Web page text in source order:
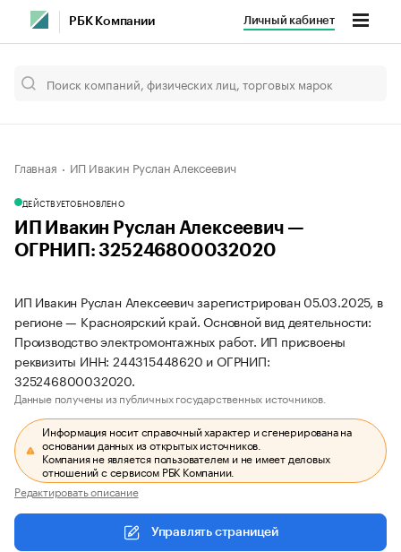
РБК Компании Личный кабинет
Главная ИП Ивакин Руслан Алексеевич
ДЕЙСТВУЕТОБНОВЛЕНО
ИП Ивакин Руслан Алексеевич —
ОГРНИП: 325246800032020
ИП Ивакин Руслан Алексеевич зарегистрирован 05.03.2025, в
регионе — Красноярский край. Основной вид деятельности:
Производство электромонтажных работ. ИП присвоены
реквизиты ИНН: 244315448620 и ОГРНИП:
325246800032020.
Данные получены из публичных государственных источников.
Информация носит справочный характер и сгенерирована на
основании данных из открытых источников.
Компания не является пользователем и не имеет деловых
отношений с сервисом РБК Компании.
Редактировать описание
Управлять страницей